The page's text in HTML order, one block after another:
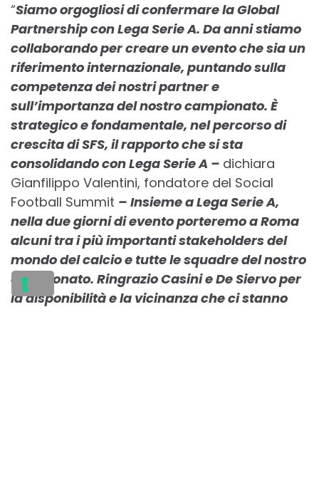
“Siamo orgogliosi di confermare la Global
Partnership con Lega Serie A. Da anni stiamo
collaborando per creare un evento che sia un
riferimento internazionale, puntando sulla
competenza dei nostri partner e
sull’importanza del nostro campionato. È
strategico e fondamentale, nel percorso di
crescita di SFS, il rapporto che si sta
consolidando con Lega Serie A – dichiara
Gianfilippo Valentini, fondatore del Social
Football Summit – Insieme a Lega Serie A,
nella due giorni di evento porteremo a Roma
alcuni tra i più importanti stakeholders del
mondo del calcio e tutte le squadre del nostro
campionato. Ringrazio Casini e De Siervo per
la disponibilità e la vicinanza che ci stanno